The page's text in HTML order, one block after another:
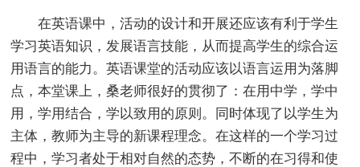
在英语课中，活动的设计和开展还应该有利于学生
学习英语知识，发展语言技能，从而提高学生的综合运
用语言的能力。英语课堂的活动应该以语言运用为落脚
点，本堂课上，桑老师很好的贯彻了：在用中学，学中
用，学用结合，学以致用的原则。同时体现了以学生为
主体，教师为主导的新课程理念。在这样的一个学习过
程中，学习者处于相对自然的态势，不断的在习得和使